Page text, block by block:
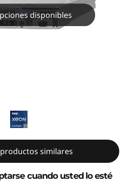
disponibles
similares
cuando usted lo esté